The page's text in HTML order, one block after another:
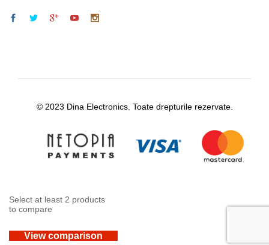
© 2023 Dina Electronics. Toate drepturile rezervate.
Select at least 2 products
to compare
View comparison